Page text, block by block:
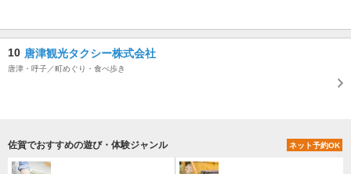
10 唐津観光タクシー株式会社
唐津・呼子／町めぐり・食べ歩き
佐賀でおすすめの遊び・体験ジャンル ネット予約OK